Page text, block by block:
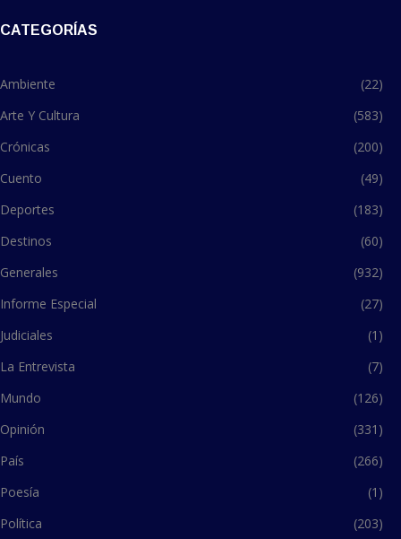
CATEGORÍAS
Ambiente
(22)
Arte Y Cultura
(583)
Crónicas
(200)
Cuento
(49)
Deportes
(183)
Destinos
(60)
Generales
(932)
Informe Especial
(27)
Judiciales
(1)
La Entrevista
(7)
Mundo
(126)
Opinión
(331)
País
(266)
Poesía
(1)
Política
(203)